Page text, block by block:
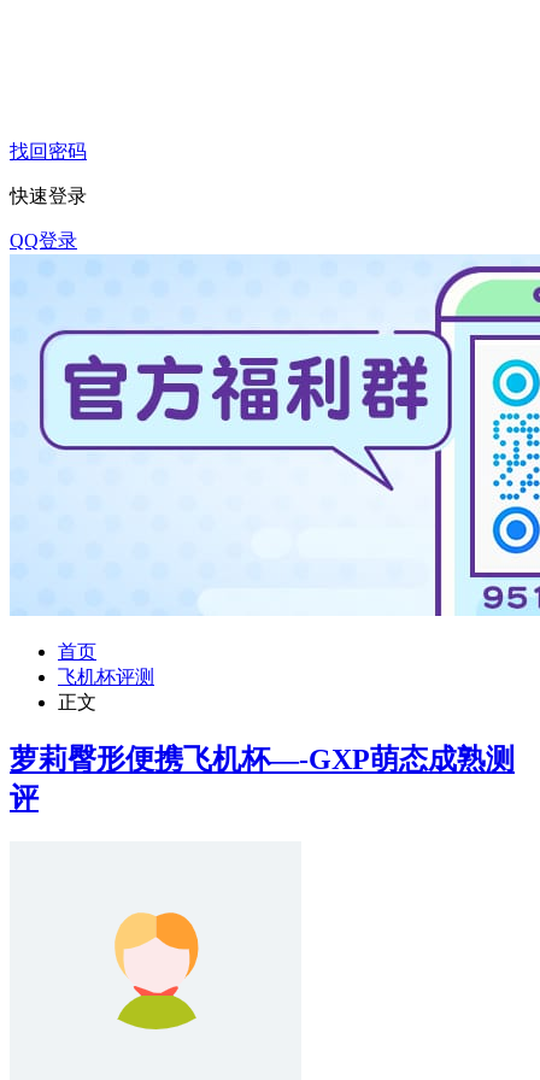
找回密码
快速登录
QQ登录
首页
飞机杯评测
正文
萝莉臀形便携飞机杯—-GXP萌态成熟测
评